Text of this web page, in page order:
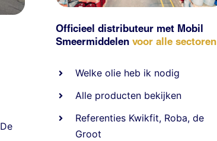
De
Officieel distributeur met Mobil
Smeermiddelen voor alle sectoren
Welke olie heb ik nodig
Alle producten bekijken
Referenties Kwikfit, Roba, de
Groot